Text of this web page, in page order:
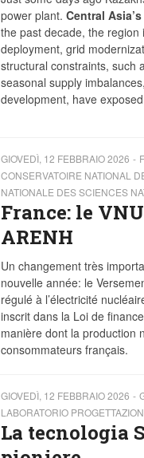
power plant. Central
the past decade, the
deployment, grid
structural constraints, such
seasonal supply
development, have
GIOVEDÌ, 12 FEBBRAIO 2026
CONSERVATOIRE NATIONAL
NATIONALE DES SCIENCES
France: le
ARENH
Un changement très
nouvelle année: le
régulé à l’électricité
inscrit dans la Loi de
manière dont la production
consommateurs français.
GIOVEDÌ, 12 FEBBRAIO 2026
LABORATORIO
La tecnologia